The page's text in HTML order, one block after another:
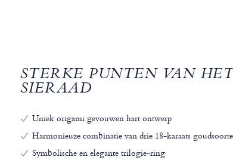
STERKE PUNTEN VAN
SIERAAD
Uniek origami gevouwen hart ontwerp
Harmonieuze combinatie van drie 18-karaats
Symbolische en elegante trilogie-ring